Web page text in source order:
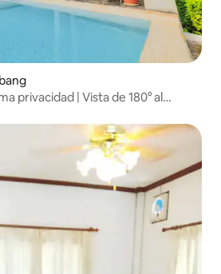
privacidad | Vista de 180° al